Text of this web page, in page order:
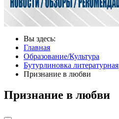
Вы здесь:
Главная
Образование/Культура
Бутурлиновка литературная
Признание в любви
Признание в любви